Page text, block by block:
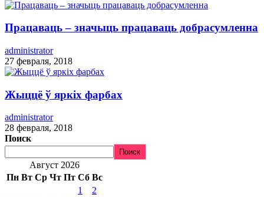
Працаваць – значыць працаваць добрасумленна
administrator
27 февраля, 2018
Жыццё ў яркіх фарбах
administrator
28 февраля, 2018
Поиск
Поиск
Август 2026
Пн Вт Ср Чт Пт Сб Вс
1
2